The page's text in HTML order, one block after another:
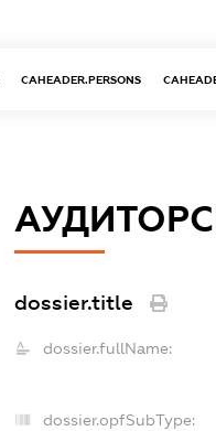
CAHEADER.PERSONS
dossier.title
dossier.fullName:
dossier.opfSubType: